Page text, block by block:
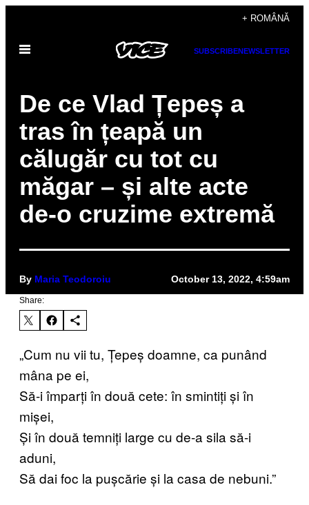
content
+ ROMÂNĂ
Open
SUBSCRIBENEWSLETTER
De ce Vlad Țepeș a
tras în țeapă un
călugăr cu tot cu
măgar – și alte acte
de-o cruzime extremă
By Maria Teodoroiu October 13, 2022, 4:59am
Share:
„Cum nu vii tu, Țepeș doamne, ca punând
mâna pe ei,
Să-i împarți în două cete: în smintiți și în
mișei,
Și în două temniți large cu de-a sila să-i
aduni,
Să dai foc la pușcărie și la casa de nebuni.”